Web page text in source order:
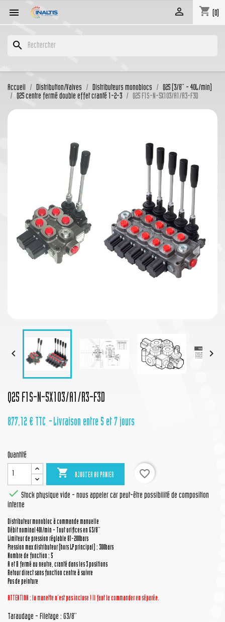
 shopping_cart (0)

search
Accueil Distribution/Valves Distributeurs monoblocs
Q25 (3/8'' - 40L/min)
Q25 centre fermé double effet cranté 1-2-3
Q25 F1S-N-5X103/A1/R3-F3D
 
Q25 F1S-N-5X103/A1/R3-F3D
877,12 € TTC Livraison entre 5 et 7 jours
Quantité
 AJOUTER AU PANIER
favorite_border
 Stock physique vide - nous appeler car peut-être possibilité de composition
interne
Distributeur monobloc à commande manuelle
Débit nominal 40l/min - Tout orifices en G3/8''
Limiteur de pression réglable 81-200bars
Pression max distributeur (hors LP principal) : 300bars
Nombre de fonction : 5
A et B fermé au neutre, cranté dans les 3 positions
Retour direct sans fonction centre à suivre
Pas de peinture
ATTENTION : la manette n'est pas incluse ! Il faut la commander en séparée.
Taraudage - Filetage : G3/8''